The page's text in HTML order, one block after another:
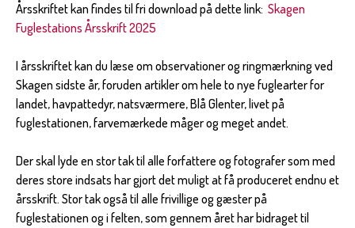
Årsskriftet kan findes til fri download på dette link: Skagen
Fuglestations Årsskrift 2025
I årsskriftet kan du læse om observationer og ringmærkning ved
Skagen sidste år, foruden artikler om hele to nye fuglearter for
landet, havpattedyr, natsværmere, Blå Glenter, livet på
fuglestationen, farvemærkede måger og meget andet.
Der skal lyde en stor tak til alle forfattere og fotografer som med
deres store indsats har gjort det muligt at få produceret endnu et
årsskrift. Stor tak også til alle frivillige og gæster på
fuglestationen og i felten, som gennem året har bidraget til